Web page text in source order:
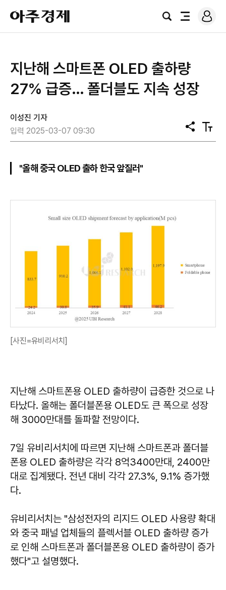
아
주
경
검
전
로
그
지난해 스마트폰 OLED 출하량
27% 급증… 폴더블도 지속 성장
이성진 기자
입력 2025-03-07 09:30
공
유
텍
스
"올해 중국 OLED 출하 한국 앞질러"
[사진=유비리서치]
지난해 스마트폰용 OLED 출하량이 급증한 것으로 나
타났다. 올해는 폴더블폰용 OLED도 큰 폭으로 성장
해 3000만대를 돌파할 전망이다.
7일 유비리서치에 따르면 지난해 스마트폰과 폴더블
폰용 OLED 출하량은 각각 8억3400만대, 2400만
대로 집계됐다. 전년 대비 각각 27.3%, 9.1% 증가했
다.
유비리서치는 "삼성전자의 리지드 OLED 사용량 확대
와 중국 패널 업체들의 플렉서블 OLED 출하량 증가
로 인해 스마트폰과 폴더블폰용 OLED 출하량이 증가
했다"고 설명했다.